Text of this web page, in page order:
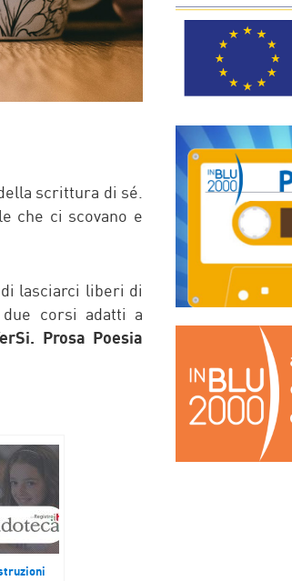
scrittura di sé.
che ci scovano e
lasciarci liberi di
corsi adatti a
Prosa Poesia